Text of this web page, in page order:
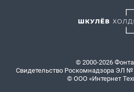
© 2000-2026
Свидетельство Роскомнадзора ЭЛ №
© ООО «Интернет